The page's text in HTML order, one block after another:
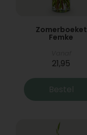
Zomerboeket
Femke
21,95
Bestel